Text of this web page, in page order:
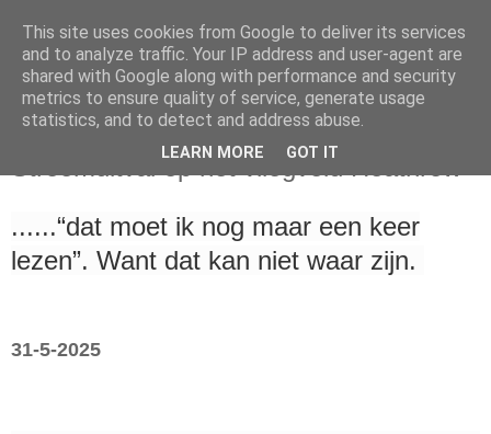
maandag 31 maart 2025
Stroomuitval op het vliegveld Heathrow
......“dat moet ik nog maar een keer
lezen”. Want dat kan niet waar zijn.
31-5-2025
This site uses cookies from Google to deliver its services
and to analyze traffic. Your IP address and user-agent are
shared with Google along with performance and security
metrics to ensure quality of service, generate usage
statistics, and to detect and address abuse.
LEARN MORE GOT IT